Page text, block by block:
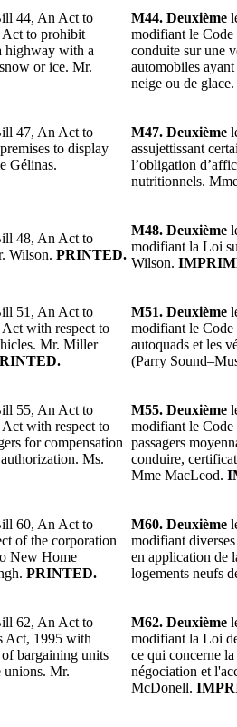
44, An Act to
to prohibit
highway with a
or ice. Mr.
M44. Deuxième
modifiant le
conduite sur une
automobiles
neige ou de
47, An Act to
to display
Gélinas.
M47. Deuxième
assujettissant
l’obligation
nutritionnels.
48, An Act to
Wilson. PRINTED.
M48. Deuxième
modifiant la Loi
Wilson.
51, An Act to
with respect to
Mr. Miller
M51. Deuxième
modifiant le Code
autoquads et les
(Parry
55, An Act to
with respect to
for compensation
Ms.
M55. Deuxième
modifiant le Code
passagers
conduire,
Mme MacLeod.
60, An Act to
of the corporation
New Home
PRINTED.
M60. Deuxième
modifiant
en application de
logements neufs
62, An Act to
Act, 1995 with
bargaining units
unions. Mr.
M62. Deuxième
modifiant la Loi
ce qui concerne
négociation et
McDonell.